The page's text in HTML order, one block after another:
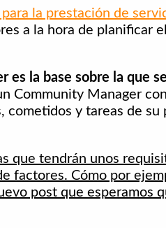
la prestación de
a la hora de planificar
la base sobre la que
Community Manager
cometidos y tareas de su
que tendrán unos
factores. Cómo por
post que esperamos